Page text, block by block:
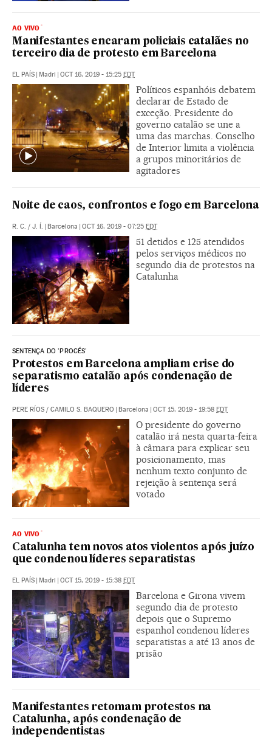
AO VIVO
Manifestantes encaram policiais catalães no
terceiro dia de protesto em Barcelona
EL PAÍS | Madri | OCT 16, 2019 - 15:25 EDT
Políticos espanhóis debatem
declarar de Estado de
exceção. Presidente do
governo catalão se une a
uma das marchas. Conselho
de Interior limita a violência
a grupos minoritários de
agitadores
Noite de caos, confrontos e fogo em Barcelona
R. C. / J. Í. | Barcelona | OCT 16, 2019 - 07:25 EDT
51 detidos e 125 atendidos
pelos serviços médicos no
segundo dia de protestos na
Catalunha
SENTENÇA DO 'PROCÉS'
Protestos em Barcelona ampliam crise do
separatismo catalão após condenação de
líderes
PERE RÍOS / CAMILO S. BAQUERO | Barcelona | OCT 15, 2019 - 19:58 EDT
O presidente do governo
catalão irá nesta quarta-feira
à câmara para explicar seu
posicionamento, mas
nenhum texto conjunto de
rejeição à sentença será
votado
AO VIVO
Catalunha tem novos atos violentos após juízo
que condenou líderes separatistas
EL PAÍS | Madri | OCT 15, 2019 - 15:38 EDT
Barcelona e Girona vivem
segundo dia de protesto
depois que o Supremo
espanhol condenou líderes
separatistas a até 13 anos de
prisão
Manifestantes retomam protestos na
Catalunha, após condenação de
independentistas